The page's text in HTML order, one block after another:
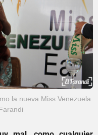
la nueva Miss Venezuela